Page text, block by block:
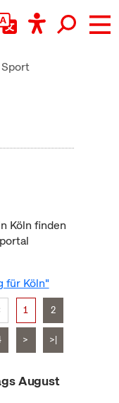
Köln finden
für Köln"
1 2
> >|
August